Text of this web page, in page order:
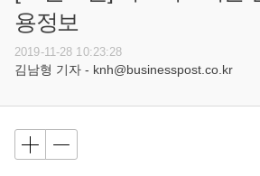
용정보
2019-11-28 10:23:28
김남형 기자 - knh@businesspost.co.kr